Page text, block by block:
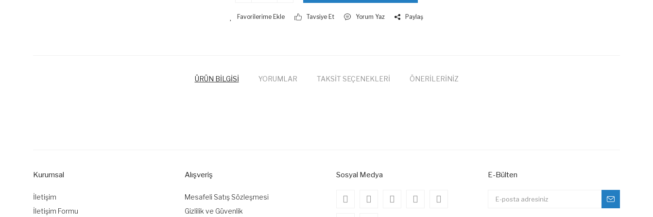
Tavsiye Et Yorum Yaz Paylaş
ÜRÜN BİLGİSİ YORUMLAR TAKSİT SEÇENEKLERİ ÖNERİLERİNİZ
Ürün bilgilerinde hatalar bulunuyor.
Bu ürüne benzer farklı alternatifler olmalı.
Kurumsal
İletişim
İletişim Formu
Alışveriş
Mesafeli Satış Sözleşmesi
Gizlilik ve Güvenlik
Sosyal Medya E-Bülten